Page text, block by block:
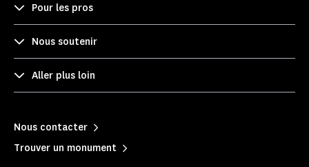
Pour les pros
Nous soutenir
Aller plus loin
Nous contacter
Trouver un monument